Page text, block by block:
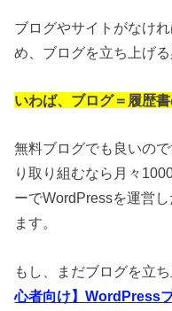
ブログやサイトがなけ
め、ブログを立ち上げる
いわば、ブログ＝履歴
無料ブログでも良いの
り取り組むなら月々
ーでWordPressを運営
ます。
もし、まだブログを立
心者向け】WordPress